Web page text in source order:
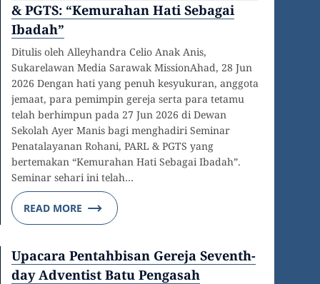
& PGTS: “Kemurahan Hati Sebagai
Ibadah”
Ditulis oleh Alleyhandra Celio Anak Anis,
Sukarelawan Media Sarawak MissionAhad, 28 Jun
2026 Dengan hati yang penuh kesyukuran, anggota
jemaat, para pemimpin gereja serta para tetamu
telah berhimpun pada 27 Jun 2026 di Dewan
Sekolah Ayer Manis bagi menghadiri Seminar
Penatalayanan Rohani, PARL & PGTS yang
bertemakan “Kemurahan Hati Sebagai Ibadah”.
Seminar sehari ini telah…
READ MORE
Upacara Pentahbisan Gereja Seventh-
day Adventist Batu Pengasah